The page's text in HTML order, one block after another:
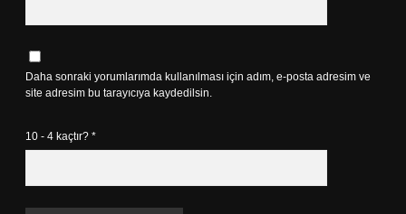
Daha sonraki yorumlarımda kullanılması için adım, e-posta adresim ve
site adresim bu tarayıcıya kaydedilsin.
10 - 4 kaçtır? *